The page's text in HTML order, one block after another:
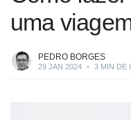
uma
PEDRO BORGES
29 JAN 2024 • 3 MIN DE